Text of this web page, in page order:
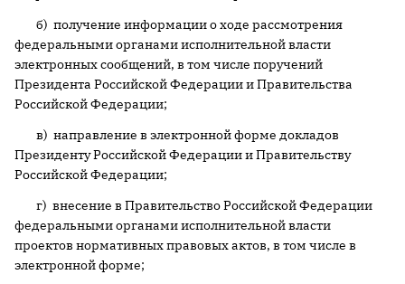
б) получение информации о ходе рассмотрения
федеральными органами исполнительной власти
электронных сообщений, в том числе поручений
Президента Российской Федерации и Правительства
Российской Федерации;
в) направление в электронной форме докладов
Президенту Российской Федерации и Правительству
Российской Федерации;
г) внесение в Правительство Российской Федерации
федеральными органами исполнительной власти
проектов нормативных правовых актов, в том числе в
электронной форме;